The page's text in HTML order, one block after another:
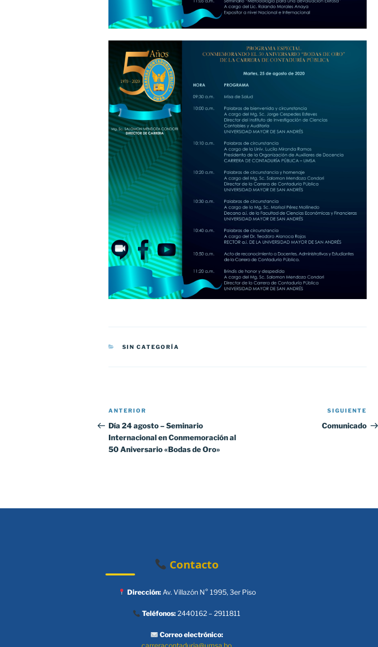
CATEGORÍAS
SIN CATEGORÍA
Navegación
de
entradas
Entrada
anterior:
ANTERIOR
Día 24 agosto – Seminario
Internacional en Conmemoración al
50 Aniversario «Bodas de Oro»
SIGUIENTE
Comunicado
Contacto
Dirección:Av. Villazón N° 1995, 3er Piso
Teléfonos:2440162 – 2911811
Correo electrónico: